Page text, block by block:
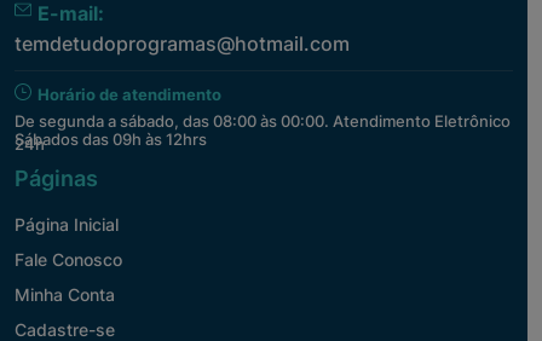
E-mail:
temdetudoprogramas@hotmail.com
Horário de atendimento
De segunda a sábado, das 08:00 às 00:00. Atendimento Eletrônico
24h
Sábados das 09h às 12hrs
Páginas
Página Inicial
Fale Conosco
Minha Conta
Cadastre-se